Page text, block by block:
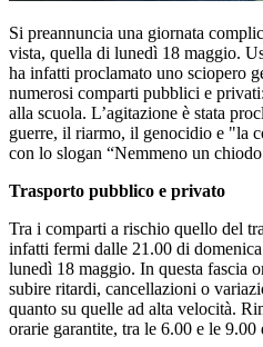
Si preannuncia una giornata
vista, quella di lunedì 18 maggio.
ha infatti proclamato uno sciopero
numerosi comparti pubblici e
alla scuola. L’agitazione è stata
guerre, il riarmo, il genocidio e "la
con lo slogan “Nemmeno un
Trasporto pubblico e privato
Tra i comparti a rischio quello del
infatti fermi dalle 21.00 di
lunedì 18 maggio. In questa fascia
subire ritardi, cancellazioni o
quanto su quelle ad alta velocità.
orarie garantite, tra le 6.00 e le 9.00